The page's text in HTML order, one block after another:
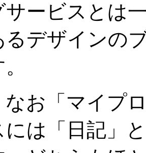
サービスとは
るデザインの
お「マイプ
には「日記」